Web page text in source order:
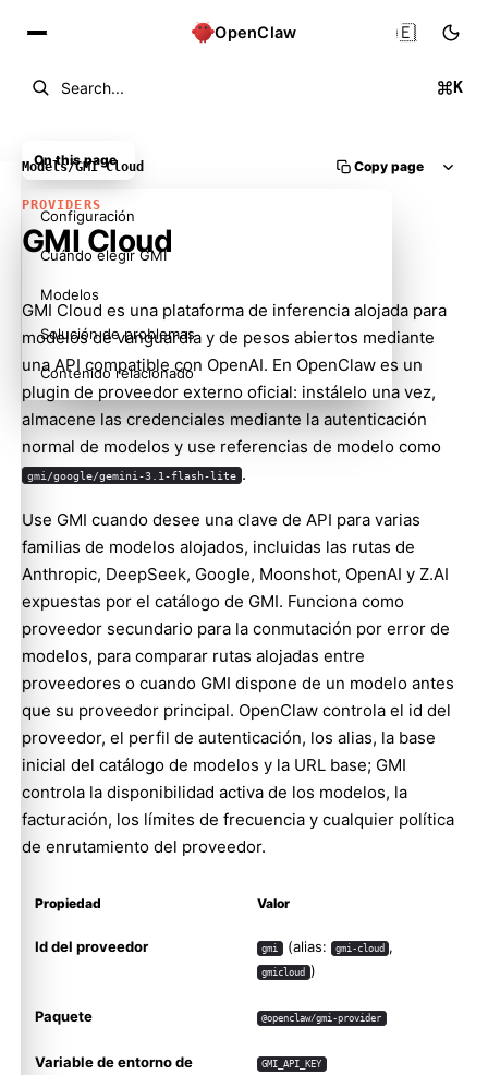
OpenClaw
Search... K
🇪🇸
Models/GMI Cloud Copy page
PROVIDERS
GMI Cloud
GMI Cloud es una plataforma de inferencia alojada para
modelos de vanguardia y de pesos abiertos mediante
una API compatible con OpenAI. En OpenClaw es un
plugin de proveedor externo oficial: instálelo una vez,
almacene las credenciales mediante la autenticación
normal de modelos y use referencias de modelo como
gmi/google/gemini-3.1-flash-lite .
Use GMI cuando desee una clave de API para varias
familias de modelos alojados, incluidas las rutas de
Anthropic, DeepSeek, Google, Moonshot, OpenAI y Z.AI
expuestas por el catálogo de GMI. Funciona como
proveedor secundario para la conmutación por error de
modelos, para comparar rutas alojadas entre
proveedores o cuando GMI dispone de un modelo antes
que su proveedor principal. OpenClaw controla el id del
proveedor, el perfil de autenticación, los alias, la base
inicial del catálogo de modelos y la URL base; GMI
controla la disponibilidad activa de los modelos, la
facturación, los límites de frecuencia y cualquier política
de enrutamiento del proveedor.
Propiedad Valor
Id del proveedor gmi (alias: gmi-cloud ,
gmicloud )
Paquete @openclaw/gmi-provider
Variable de entorno de
GMI_API_KEY
On this page
Configuración
Cuándo elegir GMI
Modelos
Solución de problemas
Contenido relacionado